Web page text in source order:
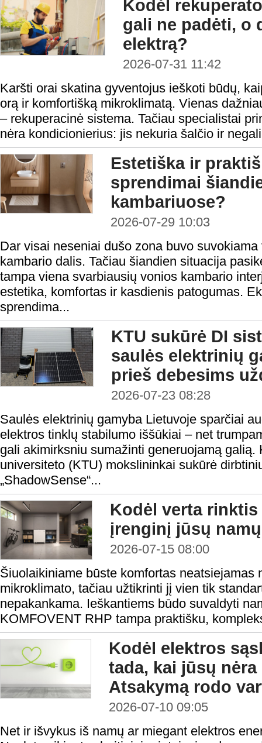
Kodėl
gali ne padėti, o
elektrą?
2026-07-31 11:42
Karšti orai skatina gyventojus ieškoti būdų,
orą ir komfortišką mikroklimatą. Vienas
– rekuperacinė sistema. Tačiau specialistai
nėra kondicionierius: jis nekuria šalčio ir
Estetiška ir
sprendimai
kambariuose?
2026-07-29 10:03
Dar visai neseniai dušo zona buvo
kambario dalis. Tačiau šiandien situacija
tampa viena svarbiausių vonios kambario
estetika, komfortas ir kasdienis patogumas.
sprendima...
KTU sukūrė DI
saulės elektrinių
prieš debesims
2026-07-23 08:28
Saulės elektrinių gamyba Lietuvoje sparčiai
elektros tinklų stabilumo iššūkiai – net
gali akimirksniu sumažinti generuojamą galią.
universiteto (KTU) mokslininkai sukūrė
„ShadowSense“...
Kodėl verta rinktis
įrenginį jūsų
2026-07-15 08:00
Šiuolaikiniame būste komfortas neatsiejamas
mikroklimato, tačiau užtikrinti jį vien tik
nepakankama. Ieškantiems būdo suvaldyti
KOMFOVENT RHP tampa praktišku,
Kodėl elektros
tada, kai jūsų
Atsakymą rodo
2026-07-10 09:05
Net ir išvykus iš namų ar miegant elektros